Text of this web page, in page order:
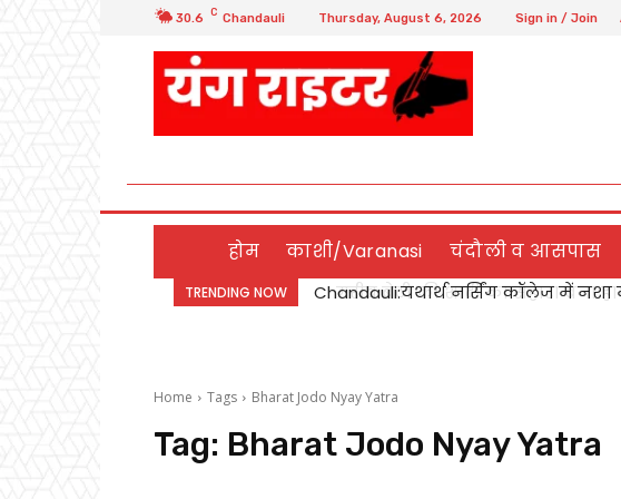
30.6 C Chandauli Thursday, August 6, 2026 Sign in / Join
होम काशी/Varanasi चंदौली व आसपास
TRENDING NOW
Chandauli:यथार्थ नर्सिंग कॉलेज में नशा
गरीब बेटी की शादी का सहारा बना
Home Tags Bharat Jodo Nyay Yatra
Tag: Bharat Jodo Nyay Yatra